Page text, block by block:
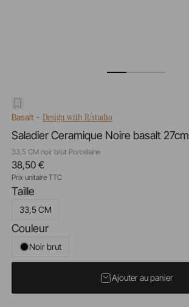
Basalt- Design with R/studio
Saladier Ceramique Noire basalt 27cm
33,5 CM noir brut Porcelaine
Taille
33,5 CM
Couleur
Noir brut
38,50 €
Prix unitaire TTC
Ajouter au panier